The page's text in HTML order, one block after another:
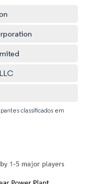
classificados em